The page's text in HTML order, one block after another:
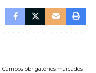
Campos obrigatórios marcados